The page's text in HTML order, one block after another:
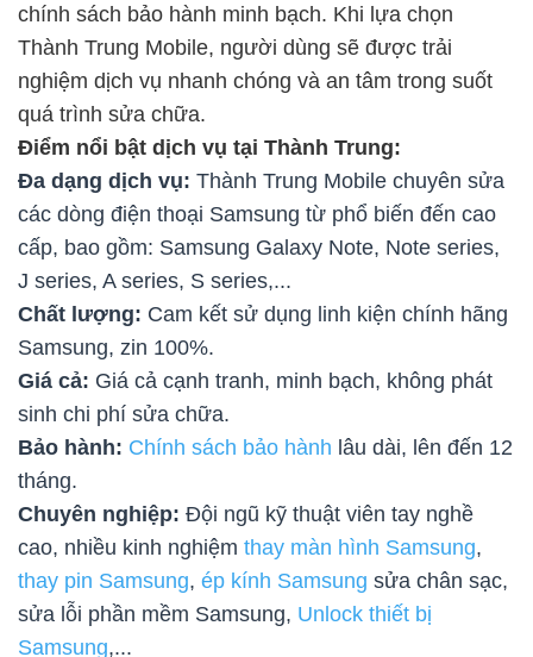
chính sách bảo hành minh bạch. Khi lựa chọn
Thành Trung Mobile, người dùng sẽ được trải
nghiệm dịch vụ nhanh chóng và an tâm trong suốt
quá trình sửa chữa.
Điểm nổi bật dịch vụ tại Thành Trung:
Đa dạng dịch vụ: Thành Trung Mobile chuyên sửa
các dòng điện thoại Samsung từ phổ biến đến cao
cấp, bao gồm: Samsung Galaxy Note, Note series,
J series, A series, S series,...
Chất lượng: Cam kết sử dụng linh kiện chính hãng
Samsung, zin 100%.
Giá cả: Giá cả cạnh tranh, minh bạch, không phát
sinh chi phí sửa chữa.
Bảo hành: Chính sách bảo hành lâu dài, lên đến 12
tháng.
Chuyên nghiệp: Đội ngũ kỹ thuật viên tay nghề
cao, nhiều kinh nghiệm thay màn hình Samsung,
thay pin Samsung, ép kính Samsung sửa chân sạc,
sửa lỗi phần mềm Samsung, Unlock thiết bị
Samsung,...